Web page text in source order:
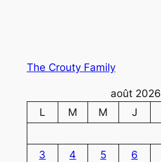
The Crouty Family
août 2026
L
M M J
3
4 5 6